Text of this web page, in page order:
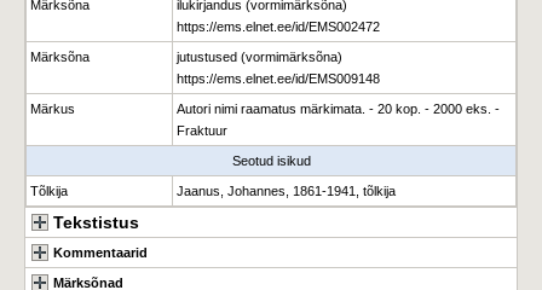
Märksõna
ilukirjandus (vormimärksõna)
https://ems.elnet.ee/id/EMS002472
Märksõna
jutustused (vormimärksõna)
https://ems.elnet.ee/id/EMS009148
Märkus
Autori nimi raamatus märkimata. - 20 kop. - 2000 eks. -
Fraktuur
Seotud isikud
Tõlkija Jaanus, Johannes, 1861-1941, tõlkija
Tekstistus
Kommentaarid
Märksõnad